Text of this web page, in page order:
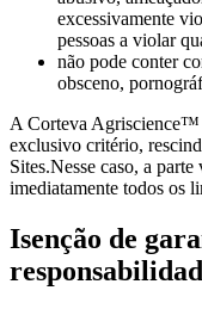
excessivamente
pessoas a violar
não pode conter
obsceno,
A Corteva Agriscience™
exclusivo critério,
Sites.Nesse caso, a
imediatamente todos os
Isenção de